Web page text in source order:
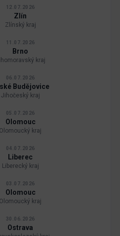
12.07.2026
Zlín
Zlínský kraj
11.07.2026
Brno
kraj
06.07.2026
Budějovice
Jihočeský kraj
05.07.2026
Olomouc
Olomoucký kraj
04.07.2026
Liberec
Liberecký kraj
03.07.2026
Olomouc
Olomoucký kraj
30.06.2026
Ostrava